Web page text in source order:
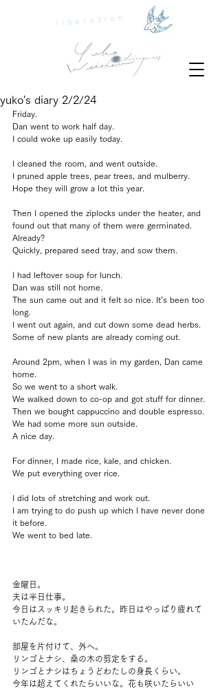
liberation
yuko's diary 2/2/24
Friday.
Dan went to work half day.
I could woke up easily today.
I cleaned the room, and went outside.
I pruned apple trees, pear trees, and mulberry.
Hope they will grow a lot this year.
Then I opened the ziplocks under the heater, and
found out that many of them were germinated.
Already?
Quickly, prepared seed tray, and sow them.
I had leftover soup for lunch.
Dan was still not home.
The sun came out and it felt so nice. It’s been too
long.
I went out again, and cut down some dead herbs.
Some of new plants are already coming out.
Around 2pm, when I was in my garden, Dan came
home.
So we went to a short walk.
We walked down to co-op and got stuff for dinner.
Then we bought cappuccino and double espresso.
We had some more sun outside.
A nice day.
For dinner, I made rice, kale, and chicken.
We put everything over rice.
I did lots of stretching and work out.
I am trying to do push up which I have never done
it before.
We went to bed late.
金曜日。
夫は半日仕事。
今日はスッキリ起きられた。昨日はやっぱり疲れて
いたんだな。
部屋を片付けて、外へ。
リンゴとナシ、桑の木の剪定をする。
リンゴとナシはちょうどわたしの身長くらい。
今年は超えてくれたらいいな。花も咲いたらいい